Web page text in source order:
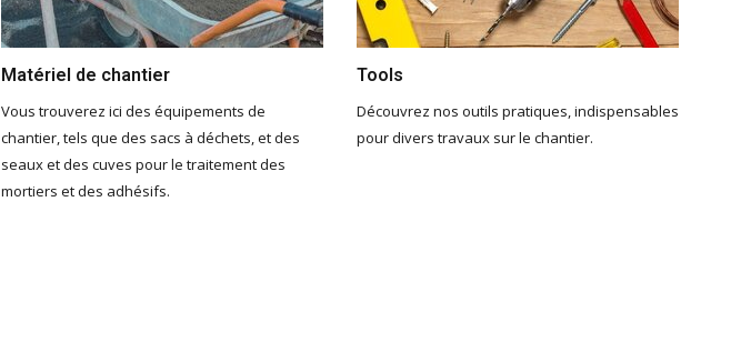
Matériel de chantier
Vous trouverez ici des équipements de
chantier, tels que des sacs à déchets, et des
seaux et des cuves pour le traitement des
mortiers et des adhésifs.
Tools
Découvrez nos outils pratiques, indispensables
pour divers travaux sur le chantier.